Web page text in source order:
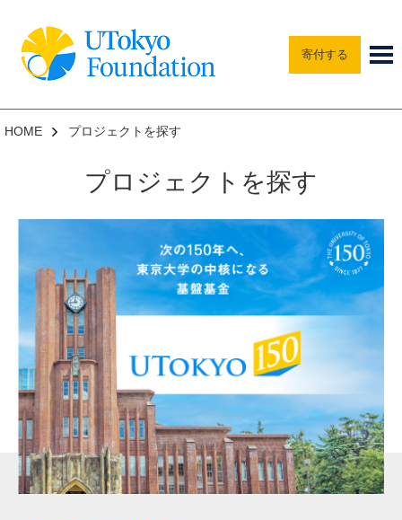
寄付する
HOME プロジェクトを探す
プロジェクトを探す